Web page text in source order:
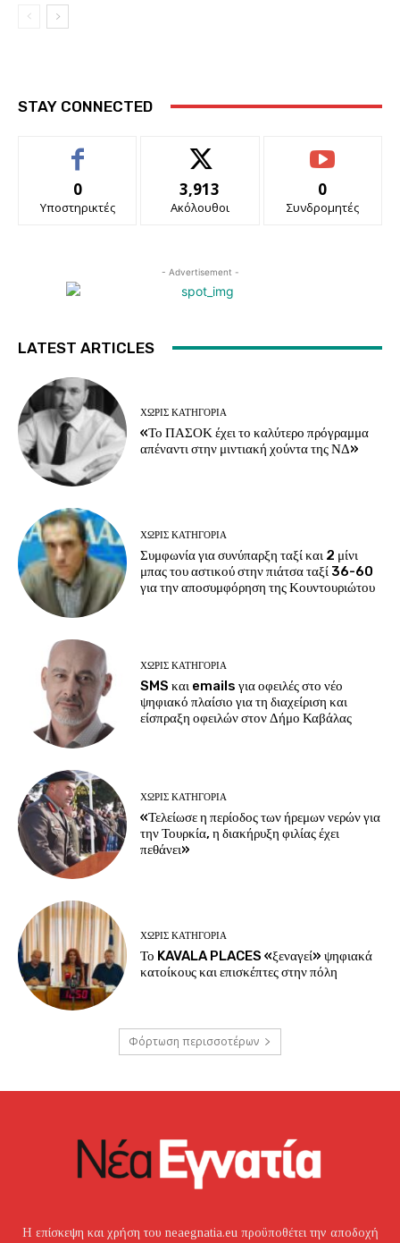
STAY CONNECTED
0
Υποστηρικτές
3,913
Ακόλουθοι
0
Συνδρομητές
- Advertisement -
LATEST ARTICLES
ΧΩΡΊΣ ΚΑΤΗΓΟΡΊΑ
«Το ΠΑΣΟΚ έχει το καλύτερο πρόγραμμα
απέναντι στην μιντιακή χούντα της ΝΔ»
ΧΩΡΊΣ ΚΑΤΗΓΟΡΊΑ
Συμφωνία για συνύπαρξη ταξί και 2 μίνι
μπας του αστικού στην πιάτσα ταξί 36-60
για την αποσυμφόρηση της Κουντουριώτου
ΧΩΡΊΣ ΚΑΤΗΓΟΡΊΑ
SMS και emails για οφειλές στο νέο
ψηφιακό πλαίσιο για τη διαχείριση και
είσπραξη οφειλών στον Δήμο Καβάλας
ΧΩΡΊΣ ΚΑΤΗΓΟΡΊΑ
«Τελείωσε η περίοδος των ήρεμων νερών για
την Τουρκία, η διακήρυξη φιλίας έχει
πεθάνει»
ΧΩΡΊΣ ΚΑΤΗΓΟΡΊΑ
Το KAVALA PLACES «ξεναγεί» ψηφιακά
κατοίκους και επισκέπτες στην πόλη
Φόρτωση περισσοτέρων
Η επίσκεψη και χρήση του neaegnatia.eu προϋποθέτει την αποδοχή